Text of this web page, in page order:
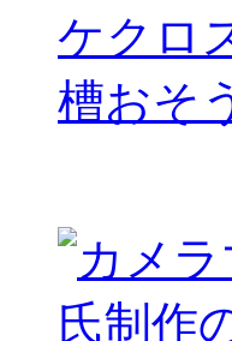
ケクロ
槽おそ